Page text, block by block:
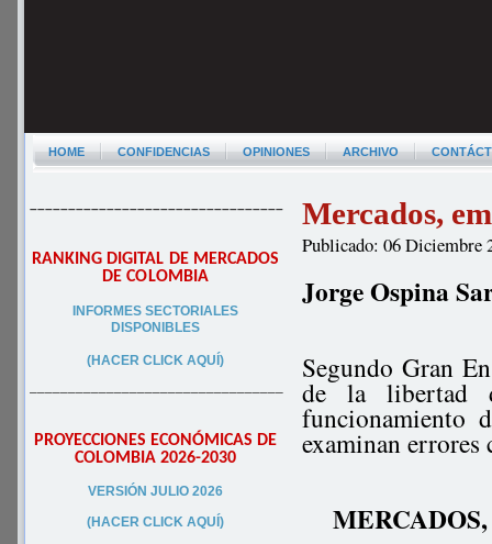
HOME CONFIDENCIAS OPINIONES ARCHIVO
–––––––––––––––––––––––––––––––––
RANKING DIGITAL DE MERCADOS
DE COLOMBIA
INFORMES SECTORIALES
DISPONIBLES
(HACER CLICK AQUÍ)
–––––––––––––––––––––––––––––––––
PROYECCIONES ECONÓMICAS DE
COLOMBIA 2026-2030
VERSIÓN JULIO 2026
(HACER CLICK AQUÍ)
Mercados,
Publicado: 06 Diciembre
Jorge Ospina
Segundo Gran
de la libertad
funcionamiento
examinan errores